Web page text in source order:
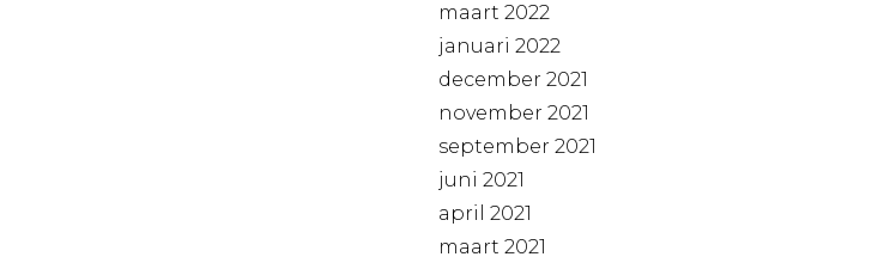
maart 2022
januari 2022
december 2021
november 2021
september 2021
juni 2021
april 2021
maart 2021